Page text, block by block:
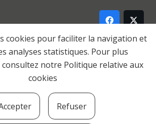
LEGE OHARRA
PRIBATUTASUN POLITIKA
COOKIE-EN POLITIKA
Soziolinguistika Klusterra
cookies pour faciliter la navigation et
analyses statistiques. Pour plus
notre Politique relative aux
cookies
Refuser